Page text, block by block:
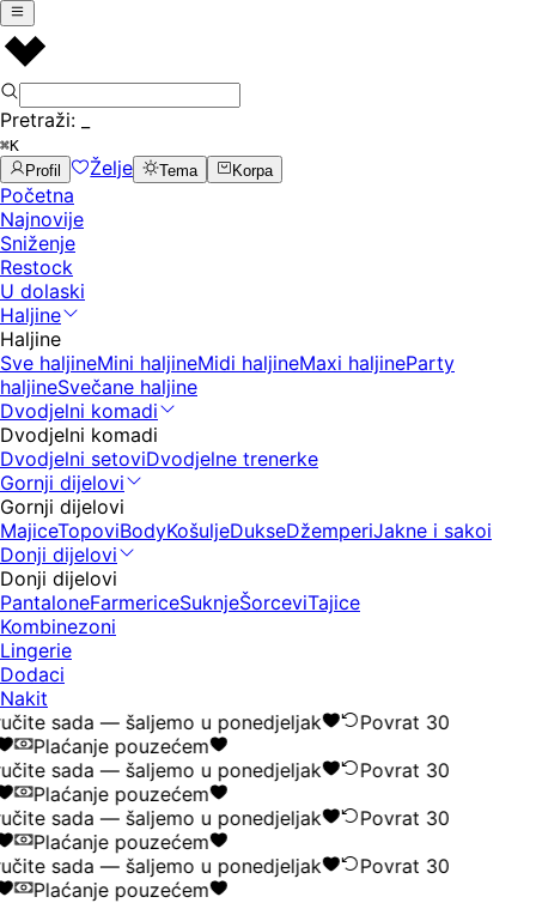
Pretraži:
⌘K
Profil
Želje Tema Korpa
Početna
Najnovije
Sniženje
Restock
U dolaski
Haljine
Haljine
Sve haljineMini haljineMidi haljineMaxi haljineParty
haljineSvečane haljine
Dvodjelni komadi
Dvodjelni komadi
Dvodjelni setoviDvodjelne trenerke
Gornji dijelovi
Gornji dijelovi
MajiceTopoviBodyKošuljeDukseDžemperiJakne i sakoi
Donji dijelovi
Donji dijelovi
PantaloneFarmericeSuknjeŠorceviTajice
Kombinezoni
Lingerie
Dodaci
Nakit
sada — šaljemo u ponedjeljak
Povrat 30
Plaćanje pouzećem
sada — šaljemo u ponedjeljak
Povrat 30
Plaćanje pouzećem
sada — šaljemo u ponedjeljak
Povrat 30
Plaćanje pouzećem
sada — šaljemo u ponedjeljak
Povrat 30
Plaćanje pouzećem